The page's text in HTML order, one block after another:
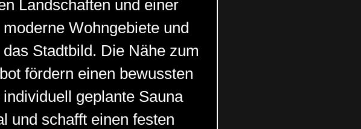
Landschaften und einer
Wohngebiete und
Stadtbild. Die Nähe zum
fördern einen bewussten
geplante Sauna
und schafft einen festen